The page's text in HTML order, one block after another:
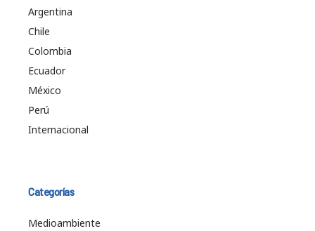
Argentina
Chile
Colombia
Ecuador
México
Perú
Internacional
Categorías
Medioambiente